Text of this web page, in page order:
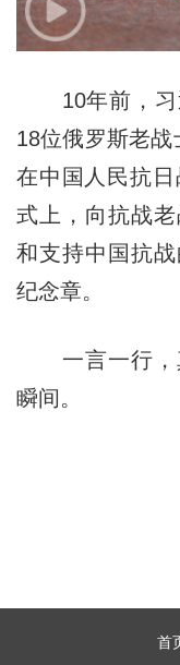
10年前，习
18位俄罗斯老
在中国人民抗
式上，向抗战
和支持中国抗
纪念章。
一言一行，
瞬间。
首